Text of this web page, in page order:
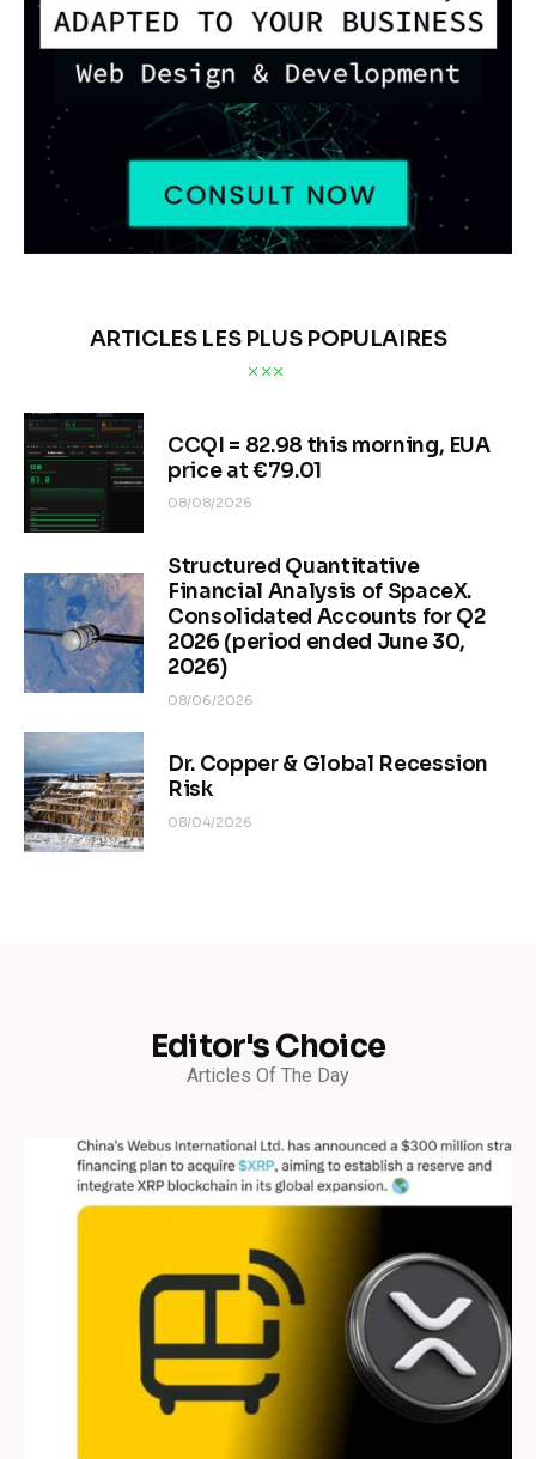
ARTICLES LES PLUS POPULAIRES
CCQI = 82.98 this morning, EUA
price at €79.01
08/08/2026
Structured Quantitative
Financial Analysis of SpaceX.
Consolidated Accounts for Q2
2026 (period ended June 30,
2026)
08/06/2026
Dr. Copper & Global Recession
Risk
08/04/2026
Editor's Choice
Articles Of The Day